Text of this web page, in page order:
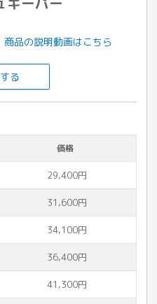
商品の説明動画はこちら
る
価格
29,400円
31,600円
34,100円
36,400円
41,300円